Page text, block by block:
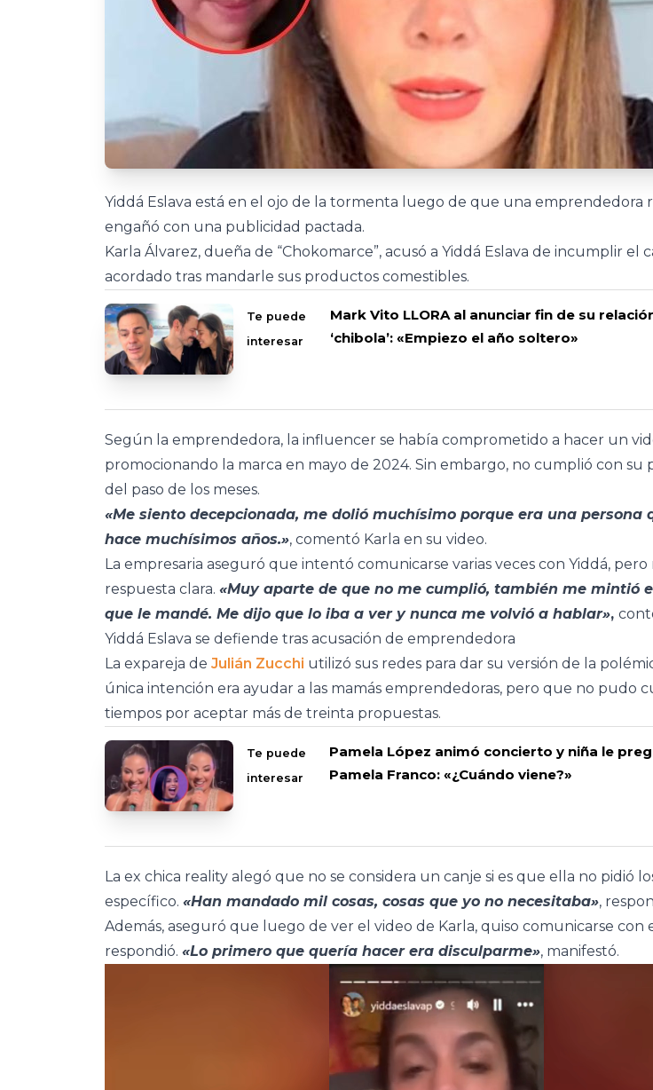
Yiddá Eslava está en el ojo de la tormenta luego de que una emprendedora
engañó con una publicidad pactada.
Karla Álvarez, dueña de “Chokomarce”, acusó a Yiddá Eslava de incumplir el
acordado tras mandarle sus productos comestibles.
Te puede
interesar
Mark Vito LLORA al anunciar fin de su
‘chibola’: «Empiezo el año soltero»
Según la emprendedora, la influencer se había comprometido a hacer un
promocionando la marca en mayo de 2024. Sin embargo, no cumplió con su
del paso de los meses.
«Me siento decepcionada, me dolió muchísimo porque era una persona
hace muchísimos años.», comentó Karla en su video.
La empresaria aseguró que intentó comunicarse varias veces con Yiddá,
respuesta clara. «Muy aparte de que no me cumplió, también me mintió
que le mandé. Me dijo que lo iba a ver y nunca me volvió a hablar»,
Yiddá Eslava se defiende tras acusación de emprendedora
La expareja de Julián Zucchi utilizó sus redes para dar su versión de la
única intención era ayudar a las mamás emprendedoras, pero que no pudo
tiempos por aceptar más de treinta propuestas.
Te puede
interesar
Pamela López animó concierto y niña le
Pamela Franco: «¿Cuándo viene?»
La ex chica reality alegó que no se considera un canje si es que ella no pidió
específico. «Han mandado mil cosas, cosas que yo no necesitaba»,
Además, aseguró que luego de ver el video de Karla, quiso comunicarse con
respondió. «Lo primero que quería hacer era disculparme», manifestó.